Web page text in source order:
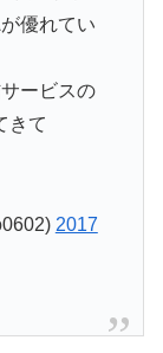
優れてい
ービスの
きて
2017